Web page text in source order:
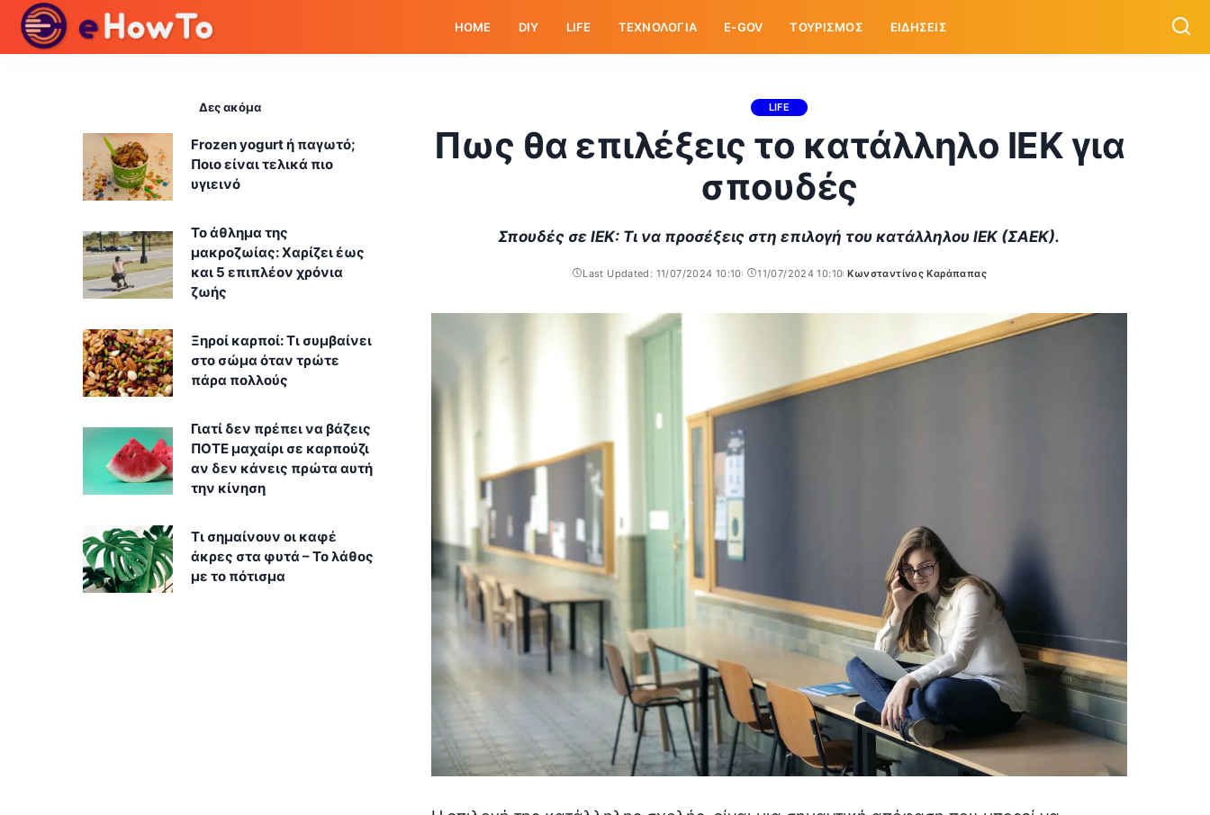
HOME DIY LIFE ΤΕΧΝΟΛΟΓΙΑ E-GOV ΤΟΥΡΙΣΜΟΣ ΕΙΔΗΣΕΙΣ
LIFE
Πως θα επιλέξεις το κατάλληλο ΙΕΚ για
σπουδές
Σπουδές σε ΙΕΚ: Τι να προσέξεις στη επιλογή του κατάλληλου ΙΕΚ (ΣΑΕΚ).
Last Updated: 11/07/2024 10:10 11/07/2024 10:10
Posted
Κωνσταντίνος Καράπαπας
Δες ακόμα
Frozen yogurt ή παγωτό;
Ποιο είναι τελικά πιο
υγιεινό
Το άθλημα της
μακροζωίας: Χαρίζει έως
και 5 επιπλέον χρόνια
ζωής
Ξηροί καρποί: Τι συμβαίνει
στο σώμα όταν τρώτε
πάρα πολλούς
Γιατί δεν πρέπει να βάζεις
ΠΟΤΕ μαχαίρι σε καρπούζι
αν δεν κάνεις πρώτα αυτή
την κίνηση
Τι σημαίνουν οι καφέ
άκρες στα φυτά – Το λάθος
με το πότισμα